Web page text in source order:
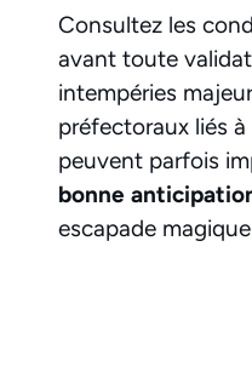
Consultez les
avant toute
intempéries
préfectoraux liés
peuvent parfois
bonne
escapade